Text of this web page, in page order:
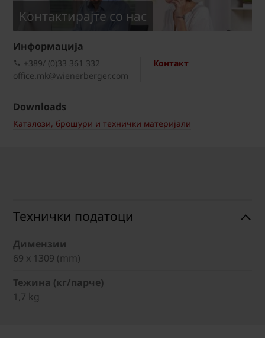
Kонтактирајте со нас
Информациja
Контакт
+389/ (0)33 361 332
office.mk@wienerberger.com
Downloads
Каталози, брошури и технички материјали
Технички податоци
Димензии
69 x 1309 (mm)
Тежина (кг/парче)
1,7 kg